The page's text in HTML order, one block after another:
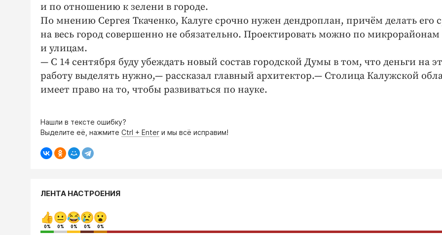
и по отношению к зелени в городе.
По мнению Сергея Ткаченко, Калуге срочно нужен дендроплан, причём делать его
на весь город совершенно не обязательно. Проектировать можно по микрорайонам
и улицам.
— С 14 сентября буду убеждать новый состав городской Думы в том, что деньги на
работу выделять нужно,— рассказал главный архитектор.— Столица Калужской
имеет право на то, чтобы развиваться по науке.
Нашли в тексте ошибку?
Выделите её, нажмите Ctrl + Enter и мы всё исправим!
ЛЕНТА НАСТРОЕНИЯ
0% 0% 0% 0% 0%